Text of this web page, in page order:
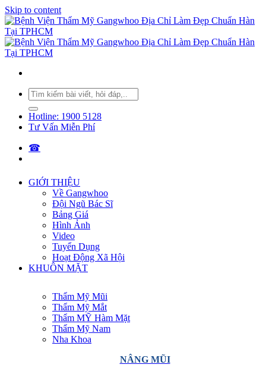
Skip to content
Hotline: 1900 5128
Tư Vấn Miễn Phí
☎︎
GIỚI THIỆU
Về Gangwhoo
Đội Ngũ Bác Sĩ
Bảng Giá
Hình Ảnh
Video
Tuyển Dụng
Hoạt Động Xã Hội
KHUÔN MẶT
Thẩm Mỹ Mũi
Thẩm Mỹ Mắt
Thẩm MỸ Hàm Mặt
Thẩm Mỹ Nam
Nha Khoa
NÂNG MŨI